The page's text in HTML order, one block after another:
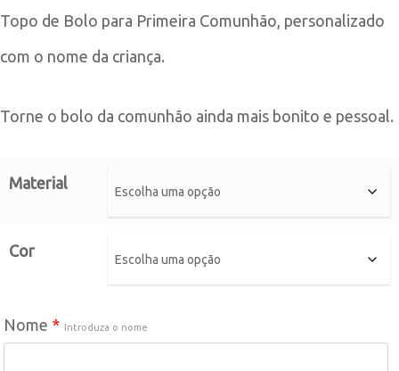
17,90€
21,90€
Topo de Bolo para Primeira Comunhão, personalizado
com o nome da criança.
Torne o bolo da comunhão ainda mais bonito e pessoal.
Material
Cor
Nome * Introduza o nome